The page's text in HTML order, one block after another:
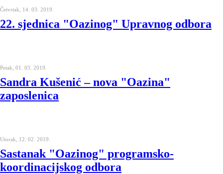
Četvrtak, 14. 03. 2019.
22. sjednica "Oazinog" Upravnog odbora
Petak, 01. 03. 2019.
Sandra Kušenić – nova "Oazina"
zaposlenica
Utorak, 12. 02. 2019.
Sastanak "Oazinog" programsko-
koordinacijskog odbora